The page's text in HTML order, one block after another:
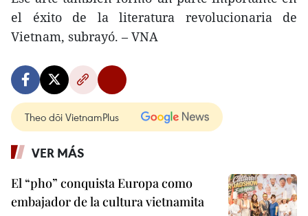
el éxito de la literatura revolucionaria de
Vietnam, subrayó. – VNA
Theo dõi VietnamPlus
VER MÁS
El “pho” conquista Europa como
embajador de la cultura vietnamita